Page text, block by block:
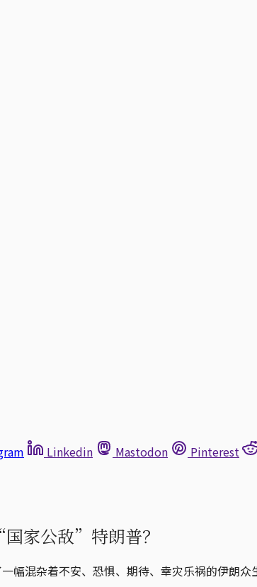
Linkedin Mastodon
Pinterest
家公敌”特朗普？
幅混杂着不安、恐惧、期待、幸灾乐祸的伊朗众